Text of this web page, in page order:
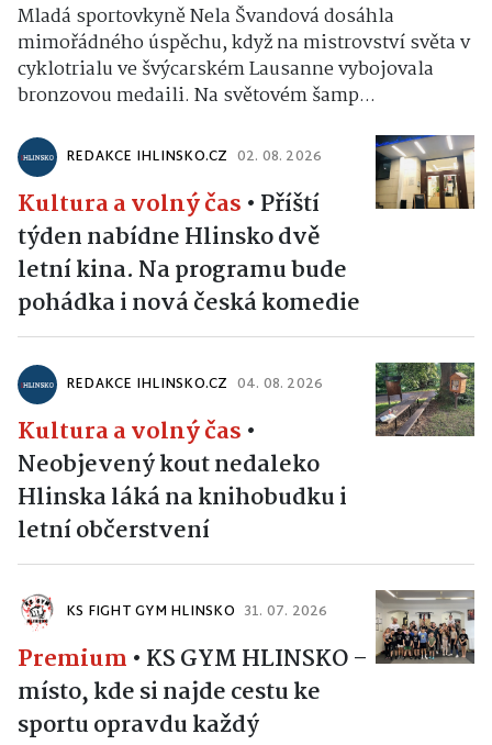
Mladá sportovkyně Nela Švandová dosáhla
mimořádného úspěchu, když na mistrovství světa v
cyklotrialu ve švýcarském Lausanne vybojovala
bronzovou medaili. Na světovém šamp...
REDAKCE IHLINSKO.CZ 02. 08. 2026
Kultura a volný čas • Příští
týden nabídne Hlinsko dvě
letní kina. Na programu bude
pohádka i nová česká komedie
REDAKCE IHLINSKO.CZ 04. 08. 2026
Kultura a volný čas •
Neobjevený kout nedaleko
Hlinska láká na knihobudku i
letní občerstvení
KS FIGHT GYM HLINSKO 31. 07. 2026
Premium • KS GYM HLINSKO –
místo, kde si najde cestu ke
sportu opravdu každý